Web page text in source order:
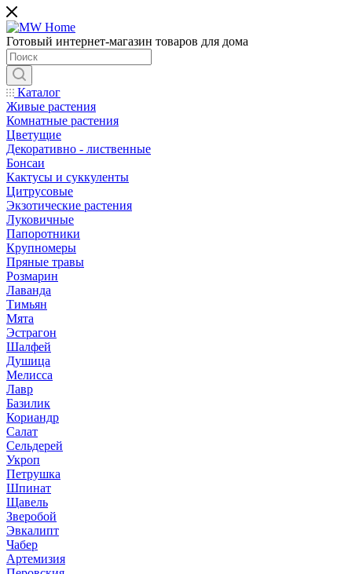
Готовый интернет-магазин товаров для дома
Каталог
Живые растения
Комнатные растения
Цветущие
Декоративно - лиственные
Бонсаи
Кактусы и суккуленты
Цитрусовые
Экзотические растения
Луковичные
Папоротники
Крупномеры
Пряные травы
Розмарин
Лаванда
Тимьян
Мята
Эстрагон
Шалфей
Душица
Мелисса
Лавр
Базилик
Кориандр
Салат
Сельдерей
Укроп
Петрушка
Шпинат
Щавель
Зверобой
Эвкалипт
Чабер
Артемизия